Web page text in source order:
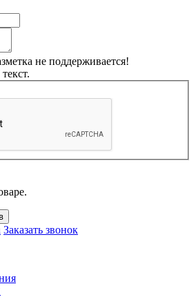
не поддерживается!
Заказать звонок